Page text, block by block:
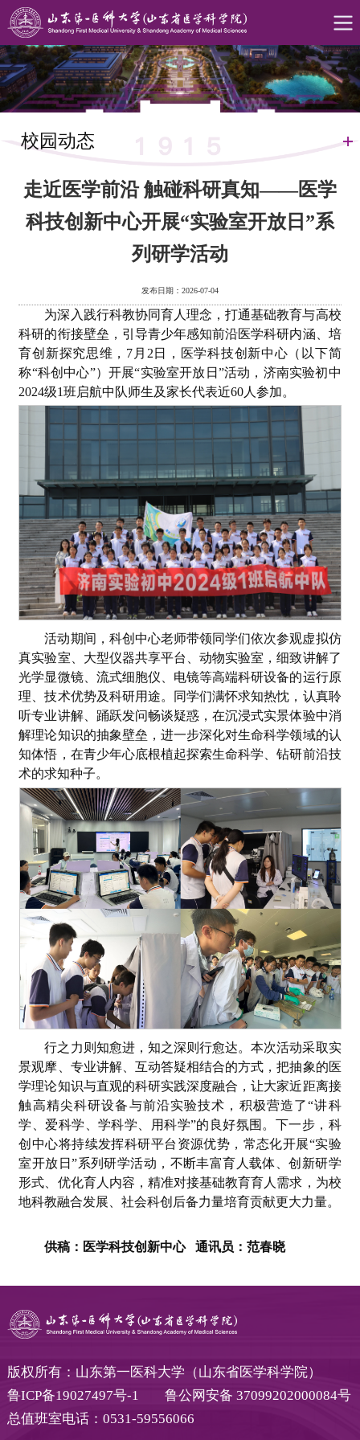
校园动态
走近医学前沿 触碰科研真知——医学
科技创新中心开展“实验室开放日”系
列研学活动
发布日期：2026-07-04
为深入践行科教协同育人理念，打通基础教育与高校
科研的衔接壁垒，引导青少年感知前沿医学科研内涵、培
育创新探究思维，7月2日，医学科技创新中心（以下简
称“科创中心”）开展“实验室开放日”活动，济南实验初中
2024级1班启航中队师生及家长代表近60人参加。
活动期间，科创中心老师带领同学们依次参观虚拟仿
真实验室、大型仪器共享平台、动物实验室，细致讲解了
光学显微镜、流式细胞仪、电镜等高端科研设备的运行原
理、技术优势及科研用途。同学们满怀求知热忱，认真聆
听专业讲解、踊跃发问畅谈疑惑，在沉浸式实景体验中消
解理论知识的抽象壁垒，进一步深化对生命科学领域的认
知体悟，在青少年心底根植起探索生命科学、钻研前沿技
术的求知种子。
行之力则知愈进，知之深则行愈达。本次活动采取实
景观摩、专业讲解、互动答疑相结合的方式，把抽象的医
学理论知识与直观的科研实践深度融合，让大家近距离接
触高精尖科研设备与前沿实验技术，积极营造了“讲科
学、爱科学、学科学、用科学”的良好氛围。下一步，科
创中心将持续发挥科研平台资源优势，常态化开展“实验
室开放日”系列研学活动，不断丰富育人载体、创新研学
形式、优化育人内容，精准对接基础教育育人需求，为校
地科教融合发展、社会科创后备力量培育贡献更大力量。
供稿：医学科技创新中心 通讯员：范春晓
版权所有：山东第一医科大学（山东省医学科学院）
鲁ICP备19027497号-1
鲁公网安备 37099202000084号
总值班室电话：0531-59556066